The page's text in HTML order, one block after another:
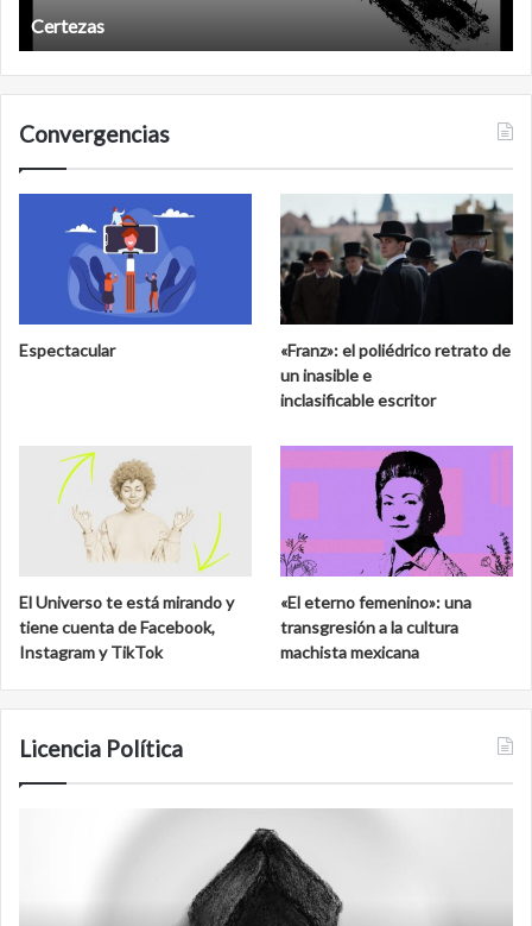
Certezas
Convergencias
Espectacular
«Franz»: el poliédrico retrato de
un inasible e
inclasificable escritor
El Universo te está mirando y
tiene cuenta de Facebook,
Instagram y TikTok
«El eterno femenino»: una
transgresión a la cultura
machista mexicana
Licencia Política